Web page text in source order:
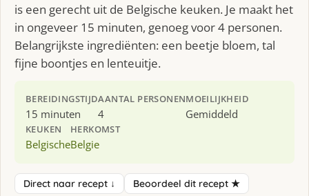
is een gerecht uit de Belgische keuken. Je maakt het
in ongeveer 15 minuten, genoeg voor 4 personen.
Belangrijkste ingrediënten: een beetje bloem, tal
fijne boontjes en lenteuitje.
BEREIDINGSTIJD
15 minuten
AANTAL PERSONEN
4
MOEILIJKHEID
Gemiddeld
KEUKEN
Belgische
HERKOMST
Belgie
Direct naar recept ↓ Beoordeel dit recept ★